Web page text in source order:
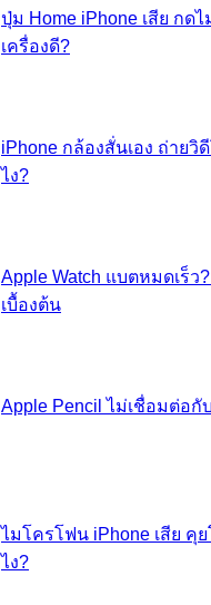
ปุ่ม Home iPhone เสีย กด
เครื่องดี?
iPhone กล้องสั่นเอง ถ่าย
ไง?
Apple Watch แบตหมดเร็
เบื้องต้น
Apple Pencil ไม่เชื่อมต่อกั
ไมโครโฟน iPhone เสีย คุ
ไง?